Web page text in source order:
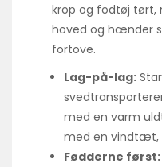
krop og fodtøj
hoved og hænder
fortove.
Lag-på-lag:
med en varm
med en vindtæt,
Fødderne først: